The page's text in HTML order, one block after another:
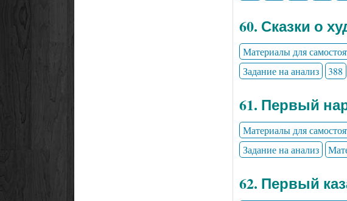
60. Сказки о
Материалы для
Задание на анализ
388
61. Первый
Материалы для
Задание на анализ
62. Первый